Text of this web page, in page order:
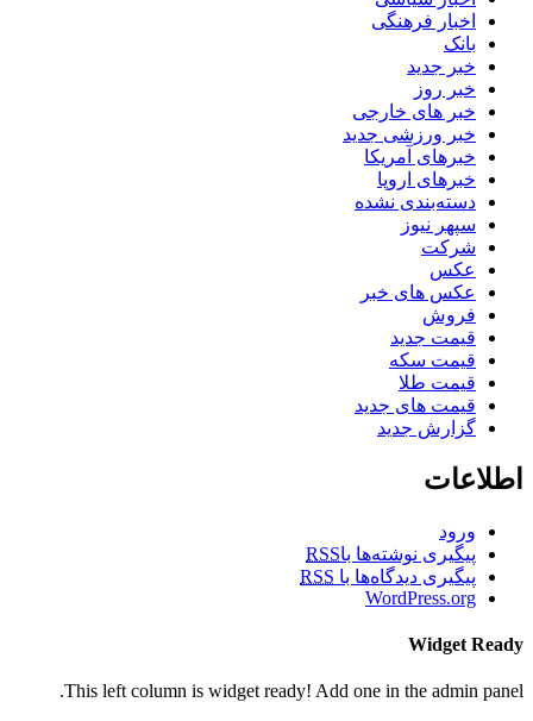
اخبار فرهنگی
بانک
خبر جدید
خبر روز
خبر های خارجی
خبر ورزشی جدید
خبرهای آمریکا
خبرهای اروپا
دسته‌بندی نشده
سپهر نیوز
شرکت
عکس
عکس های خبر
فروش
قیمت جدید
قیمت سکه
قیمت طلا
قیمت های جدید
گزارش جدید
اطلاعات
ورود
پیگیری نوشته‌ها باRSS
پیگیری دیدگاه‌ها با RSS
WordPress.org
Widget Ready
This left column is widget ready! Add one in the admin panel.